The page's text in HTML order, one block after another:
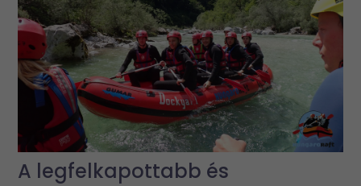
A legfelkapottabb és